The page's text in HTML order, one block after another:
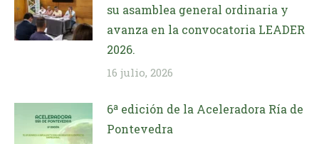
su asamblea general ordinaria y
avanza en la convocatoria LEADER
2026.
16 julio, 2026
6ª edición de la Aceleradora Ría de
Pontevedra